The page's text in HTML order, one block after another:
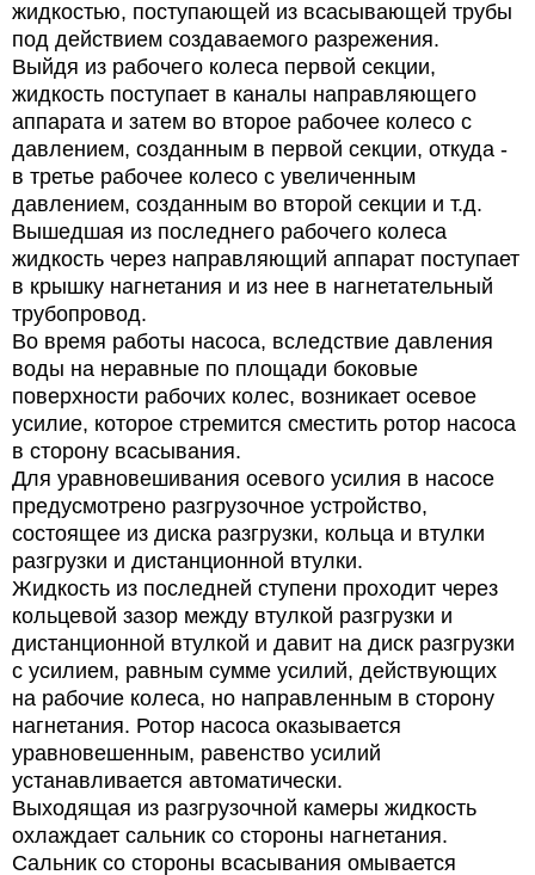
жидкостью, поступающей из всасывающей трубы
под действием создаваемого разрежения.
Выйдя из рабочего колеса первой секции,
жидкость поступает в каналы направляющего
аппарата и затем во второе рабочее колесо с
давлением, созданным в первой секции, откуда -
в третье рабочее колесо с увеличенным
давлением, созданным во второй секции и т.д.
Вышедшая из последнего рабочего колеса
жидкость через направляющий аппарат поступает
в крышку нагнетания и из нее в нагнетательный
трубопровод.
Во время работы насоса, вследствие давления
воды на неравные по площади боковые
поверхности рабочих колес, возникает осевое
усилие, которое стремится сместить ротор насоса
в сторону всасывания.
Для уравновешивания осевого усилия в насосе
предусмотрено разгрузочное устройство,
состоящее из диска разгрузки, кольца и втулки
разгрузки и дистанционной втулки.
Жидкость из последней ступени проходит через
кольцевой зазор между втулкой разгрузки и
дистанционной втулкой и давит на диск разгрузки
с усилием, равным сумме усилий, действующих
на рабочие колеса, но направленным в сторону
нагнетания. Ротор насоса оказывается
уравновешенным, равенство усилий
устанавливается автоматически.
Выходящая из разгрузочной камеры жидкость
охлаждает сальник со стороны нагнетания.
Сальник со стороны всасывания омывается